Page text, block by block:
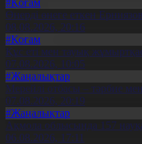
Өнерді өнеге еткен
08.08.2026, 20:16
#Қоғам
Құс еті мен тауық
07.08.2026, 10:05
#Жаңалықтар
Мерейлі отбасы – тәрбие
07.08.2026, 20:19
#Жаңалықтар
Ақмола облысында 157
06.08.2026, 17:11